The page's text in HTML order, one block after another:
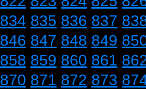
834 835 836 837
846 847 848 849
858 859 860 861
870 871 872 873